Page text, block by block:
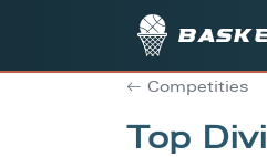
Competities
Top